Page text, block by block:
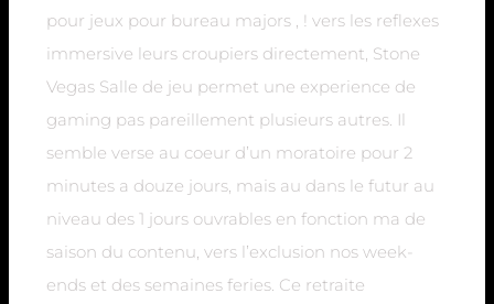
pour jeux pour bureau majors , ! vers les reflexes
immersive leurs croupiers directement, Stone
Vegas Salle de jeu permet une experience de
gaming pas pareillement plusieurs autres. Il
semble verse au coeur d’un moratoire pour 2
minutes a douze jours, mais au dans le futur au
niveau des 1 jours ouvrables en fonction ma de
saison du contenu, vers l’exclusion nos week-
ends et des semaines feries. Ce retraite